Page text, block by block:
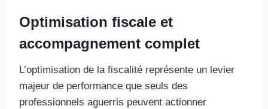
Optimisation fiscale et
accompagnement complet
L’optimisation de la fiscalité représente un levier
majeur de performance que seuls des
professionnels aguerris peuvent actionner